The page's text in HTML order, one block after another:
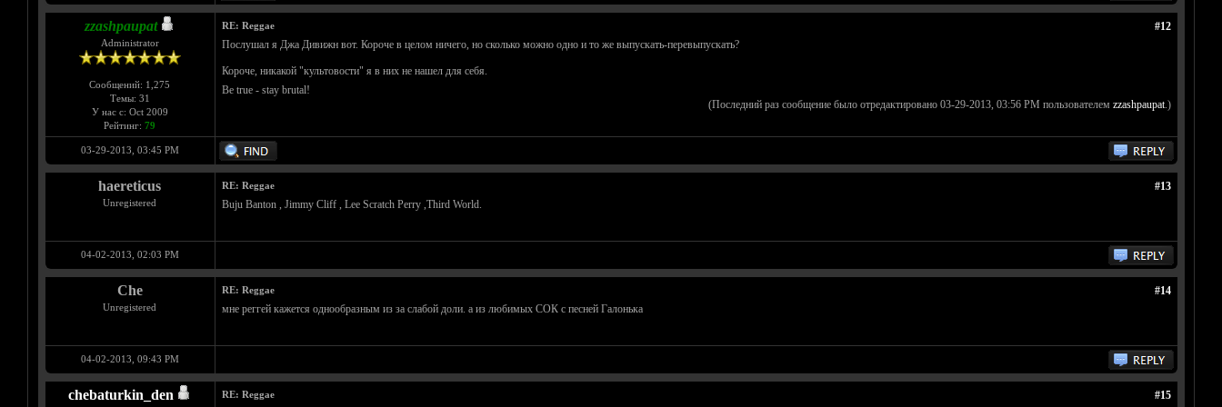
zzashpaupat
Administrator
Сообщений: 1,275
Темы: 31
У нас с: Oct 2009
Рейтинг: 79
#12
RE: Reggae
Послушал я Джа Дивижн вот. Короче в целом ничего, но сколько можно одно и то же выпускать-перевыпускать?
Короче, никакой "культовости" я в них не нашел для себя.
Be true - stay brutal!
(Последний раз сообщение было отредактировано 03-29-2013, 03:56 PM пользователем zzashpaupat.)
03-29-2013, 03:45 PM
haereticus
Unregistered
#13
RE: Reggae
Buju Banton , Jimmy Cliff , Lee Scratch Perry ,Third World.
04-02-2013, 02:03 PM
Che
Unregistered
#14
RE: Reggae
мне реггей кажется однообразным из за слабой доли. а из любимых СОК с песней Галонька
04-02-2013, 09:43 PM
chebaturkin_den #15
RE: Reggae